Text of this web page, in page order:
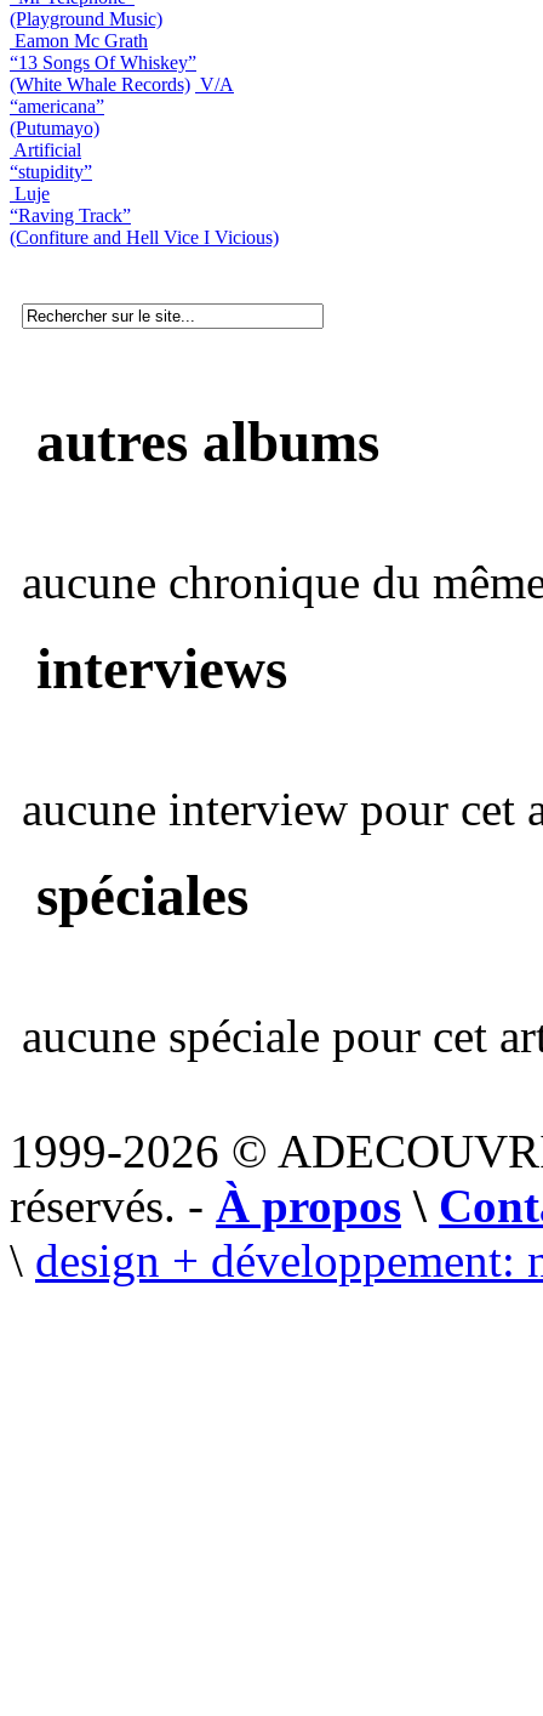
(Playground Music)
Eamon Mc Grath
“13 Songs Of Whiskey”
(White Whale Records) V/A
“americana”
(Putumayo)
Artificial
“stupidity”
Luje
“Raving Track”
(Confiture and Hell Vice I Vicious)
autres albums
aucune chronique du
interviews
aucune interview pour cet
spéciales
aucune spéciale pour cet
1999-2026 ©
réservés. - À propos \
\ design + développement: